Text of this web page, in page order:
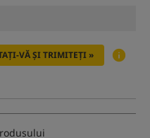
VĂ ȘI TRIMITEȚI »